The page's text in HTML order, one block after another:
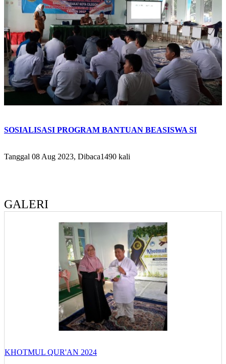
SOSIALISASI PROGRAM BANTUAN BEASISWA SI
Tanggal 08 Aug 2023, Dibaca1490 kali
GALERI
KHOTMUL QUR'AN 2024